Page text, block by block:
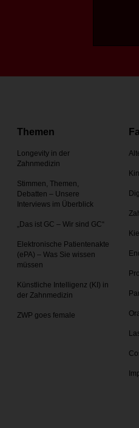
Themen
Longevity in der
Zahnmedizin
Stimmen, Themen,
Debatten – Unsere
Interviews im Überblick
„Das ist GC – Wir sind GC“
Elektronische Patientenakte
(ePA) – Was Sie wissen
müssen
Künstliche Intelligenz (KI) in
der Zahnmedizin
ZWP goes female